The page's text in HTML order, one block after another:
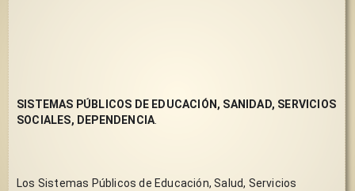
SISTEMAS PÚBLICOS DE EDUCACIÓN, SANIDAD, SERVICIOS
SOCIALES, DEPENDENCIA
Los Sistemas Públicos de Educación, Salud, Servicios